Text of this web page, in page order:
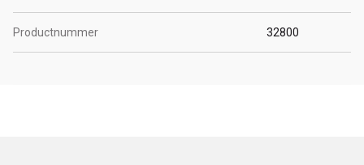
Productnummer 32800